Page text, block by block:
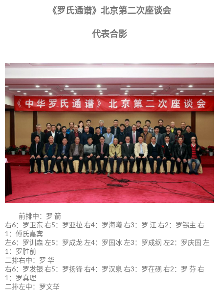
《罗氏通谱》北京第二次座谈会
代表合影
前排中：罗 箭
右6：罗卫东 右5：罗亚拉 右4：罗海曦 右3：罗 江 右2：罗锡主 右
1：傅氏嘉宾
左6：罗训森 左5：罗成龙 左4：罗国冰 左3：罗成纲 左2：罗庆国 左
1：罗胜前
二排右中：罗 华
右6：罗发银 右5：罗扬锋 右4：罗汉泉 右3：罗在砚 右2：罗 芬 右
1：罗真理
二排左中：罗文举